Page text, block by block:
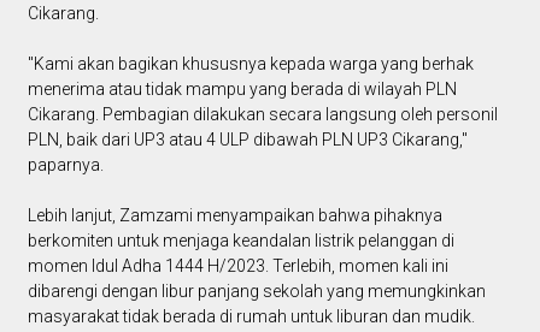
Cikarang.
"Kami akan bagikan khususnya kepada warga yang berhak
menerima atau tidak mampu yang berada di wilayah PLN
Cikarang. Pembagian dilakukan secara langsung oleh personil
PLN, baik dari UP3 atau 4 ULP dibawah PLN UP3 Cikarang,"
paparnya.
Lebih lanjut, Zamzami menyampaikan bahwa pihaknya
berkomiten untuk menjaga keandalan listrik pelanggan di
momen Idul Adha 1444 H/2023. Terlebih, momen kali ini
dibarengi dengan libur panjang sekolah yang memungkinkan
masyarakat tidak berada di rumah untuk liburan dan mudik.